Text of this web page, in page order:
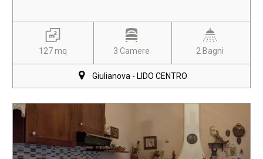
127 mq 3 Camere 2 Bagni
Giulianova - LIDO CENTRO